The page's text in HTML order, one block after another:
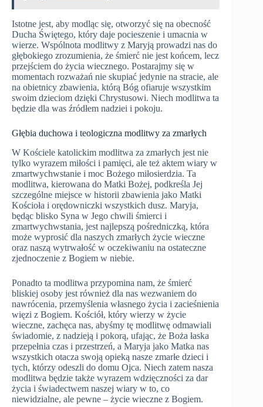
Istotne jest, aby modląc się, otworzyć się na obecność
Ducha Świętego, który daje pocieszenie i umacnia w
wierze. Wspólnota modlitwy z Maryją prowadzi nas do
głębokiego zrozumienia, że śmierć nie jest końcem, lecz
przejściem do życia wiecznego. Postarajmy się w
momentach rozważań nie skupiać jedynie na stracie, ale
na obietnicy zbawienia, którą Bóg ofiaruje wszystkim
swoim dzieciom dzięki Chrystusowi. Niech modlitwa ta
będzie dla was źródłem nadziei i pokoju.
Głębia duchowa i teologiczna modlitwy za zmarłych
W Kościele katolickim modlitwa za zmarłych jest nie
tylko wyrazem miłości i pamięci, ale też aktem wiary w
zmartwychwstanie i moc Bożego miłosierdzia. Ta
modlitwa, kierowana do Matki Bożej, podkreśla Jej
szczególne miejsce w historii zbawienia jako Matki
Kościoła i orędowniczki wszystkich dusz. Maryja,
będąc blisko Syna w Jego chwili śmierci i
zmartwychwstania, jest najlepszą pośredniczką, która
może wyprosić dla naszych zmarłych życie wieczne
oraz naszą wytrwałość w oczekiwaniu na ostateczne
zjednoczenie z Bogiem w niebie.
Ponadto ta modlitwa przypomina nam, że śmierć
bliskiej osoby jest również dla nas wezwaniem do
nawrócenia, przemyślenia własnego życia i zacieśnienia
więzi z Bogiem. Kościół, który wierzy w życie
wieczne, zachęca nas, abyśmy tę modlitwę odmawiali
świadomie, z nadzieją i pokorą, ufając, że Boża łaska
przepełnia czas i przestrzeń, a Maryja jako Matka nas
wszystkich otacza swoją opieką nasze zmarłe dzieci i
tych, którzy odeszli do domu Ojca. Niech zatem nasza
modlitwa będzie także wyrazem wdzięczności za dar
życia i świadectwem naszej wiary w to, co
niewidzialne, ale pewne – życie wieczne z Bogiem.